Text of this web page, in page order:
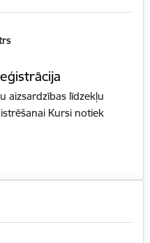
aizsardzības līdzekļu
Kursi notiek